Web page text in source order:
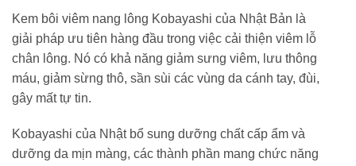
Kem bôi viêm nang lông Kobayashi của Nhật Bản là
giải pháp ưu tiên hàng đầu trong việc cải thiện viêm lỗ
chân lông. Nó có khả năng giảm sưng viêm, lưu thông
máu, giảm sừng thô, sần sùi các vùng da cánh tay, đùi,
gây mất tự tin.
Kobayashi của Nhật bổ sung dưỡng chất cấp ẩm và
dưỡng da mịn màng, các thành phần mang chức năng